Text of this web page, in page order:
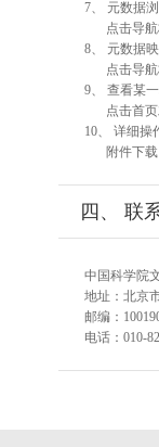
7、 元数据
点击导
8、 元数据
点击导
9、 查看某
点击首
10、 详细操
附件下载
四、 联
中国科学院
地址：北京
邮编：
电话：010-